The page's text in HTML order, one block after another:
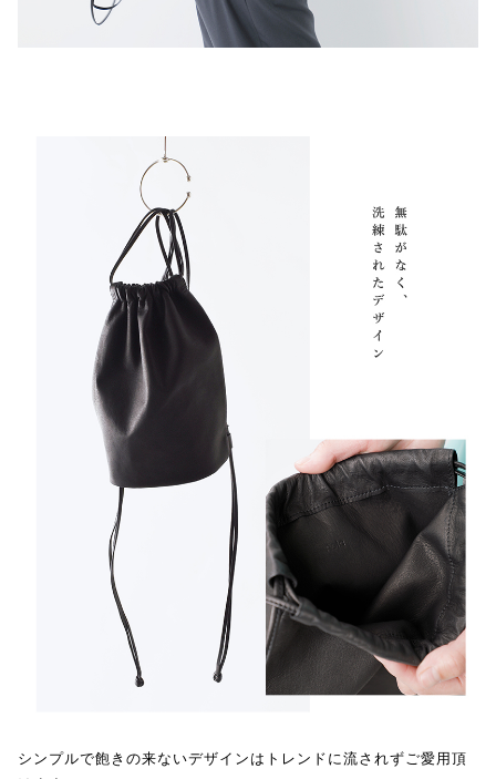
シンプルで飽きの来ないデザインはトレンドに流されずご愛用頂